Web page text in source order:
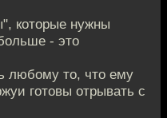
которые нужны
- это
любому то, что ему
готовы отрывать с